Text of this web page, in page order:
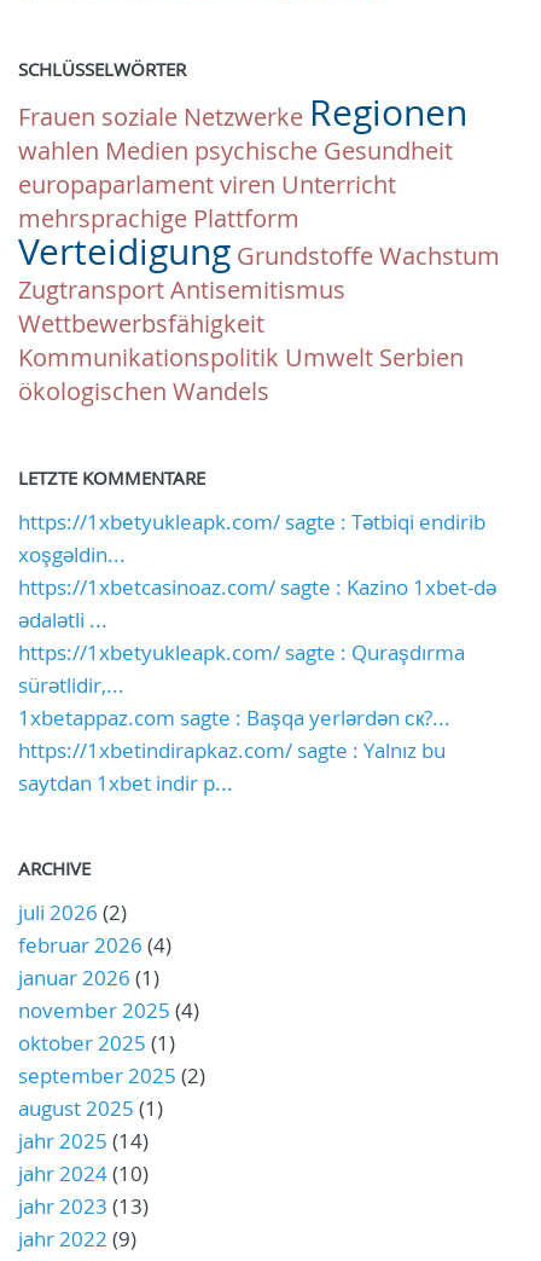
SCHLÜSSELWÖRTER
Frauen soziale Netzwerke Regionen
wahlen Medien psychische Gesundheit
europaparlamentviren Unterricht
mehrsprachige Plattform
Verteidigung GrundstoffeWachstum
ZugtransportAntisemitismus
Wettbewerbsfähigkeit
Kommunikationspolitik Umwelt Serbien
ökologischen Wandels
LETZTE KOMMENTARE
https://1xbetyukleapk.com/ sagte : Tətbiqi endirib
xoşgəldin...
https://1xbetcasinoaz.com/ sagte : Kazino 1xbet-də
ədalətli ...
https://1xbetyukleapk.com/ sagte : Quraşdırma
sürətlidir,...
1xbetappaz.com sagte : Başqa yerlərdən ск?...
https://1xbetindirapkaz.com/ sagte : Yalnız bu
saytdan 1xbet indir p...
ARCHIVE
juli 2026 (2)
februar 2026 (4)
januar 2026 (1)
november 2025 (4)
oktober 2025 (1)
september 2025 (2)
august 2025 (1)
jahr 2025 (14)
jahr 2024(10)
jahr 2023 (13)
jahr 2022 (9)